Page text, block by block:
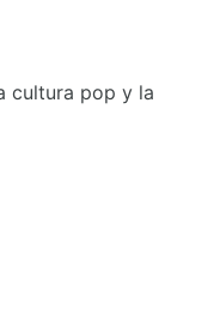
cultura pop y la